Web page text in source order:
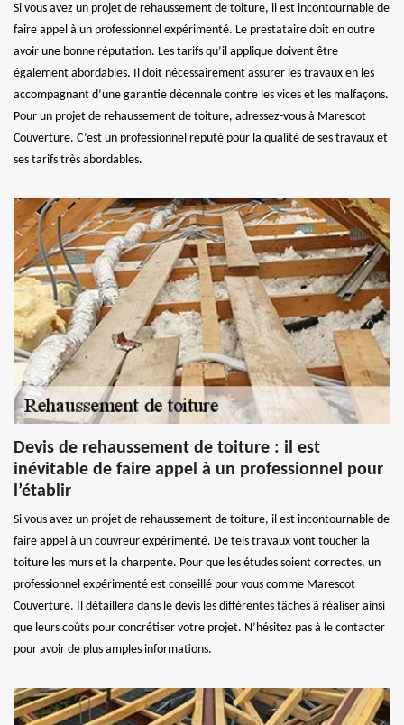
Si vous avez un projet de rehaussement de toiture, il est incontournable de
faire appel à un professionnel expérimenté. Le prestataire doit en outre
avoir une bonne réputation. Les tarifs qu’il applique doivent être
également abordables. Il doit nécessairement assurer les travaux en les
accompagnant d’une garantie décennale contre les vices et les malfaçons.
Pour un projet de rehaussement de toiture, adressez-vous à Marescot
Couverture. C’est un professionnel réputé pour la qualité de ses travaux et
ses tarifs très abordables.
Devis de rehaussement de toiture : il est
inévitable de faire appel à un professionnel pour
l’établir
Si vous avez un projet de rehaussement de toiture, il est incontournable de
faire appel à un couvreur expérimenté. De tels travaux vont toucher la
toiture les murs et la charpente. Pour que les études soient correctes, un
professionnel expérimenté est conseillé pour vous comme Marescot
Couverture. Il détaillera dans le devis les différentes tâches à réaliser ainsi
que leurs coûts pour concrétiser votre projet. N’hésitez pas à le contacter
pour avoir de plus amples informations.